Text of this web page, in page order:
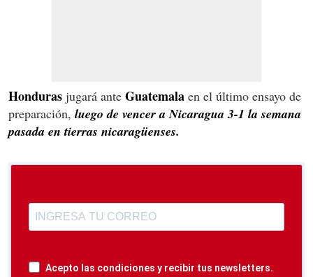
Honduras jugará ante Guatemala en el último ensayo de
preparación, luego de vencer a Nicaragua 3-1 la semana
pasada en tierras nicaragüenses.
Acepto las condiciones y recibir tus newsletters.